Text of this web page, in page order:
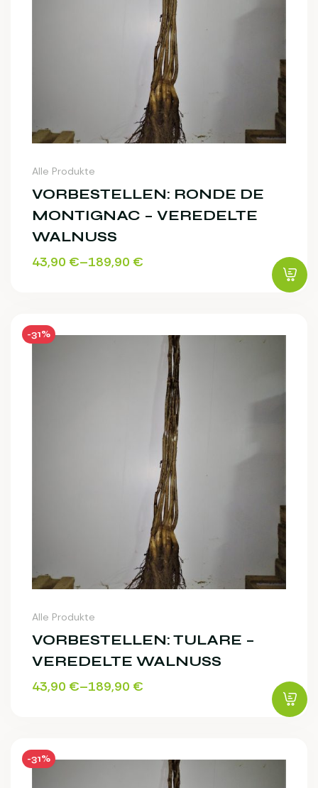
Alle Produkte
VORBESTELLEN: RONDE DE
MONTIGNAC – VEREDELTE
WALNUSS
43,90 €–189,90 €
-31%
Alle Produkte
VORBESTELLEN: TULARE –
VEREDELTE WALNUSS
43,90 €–189,90 €
-31%